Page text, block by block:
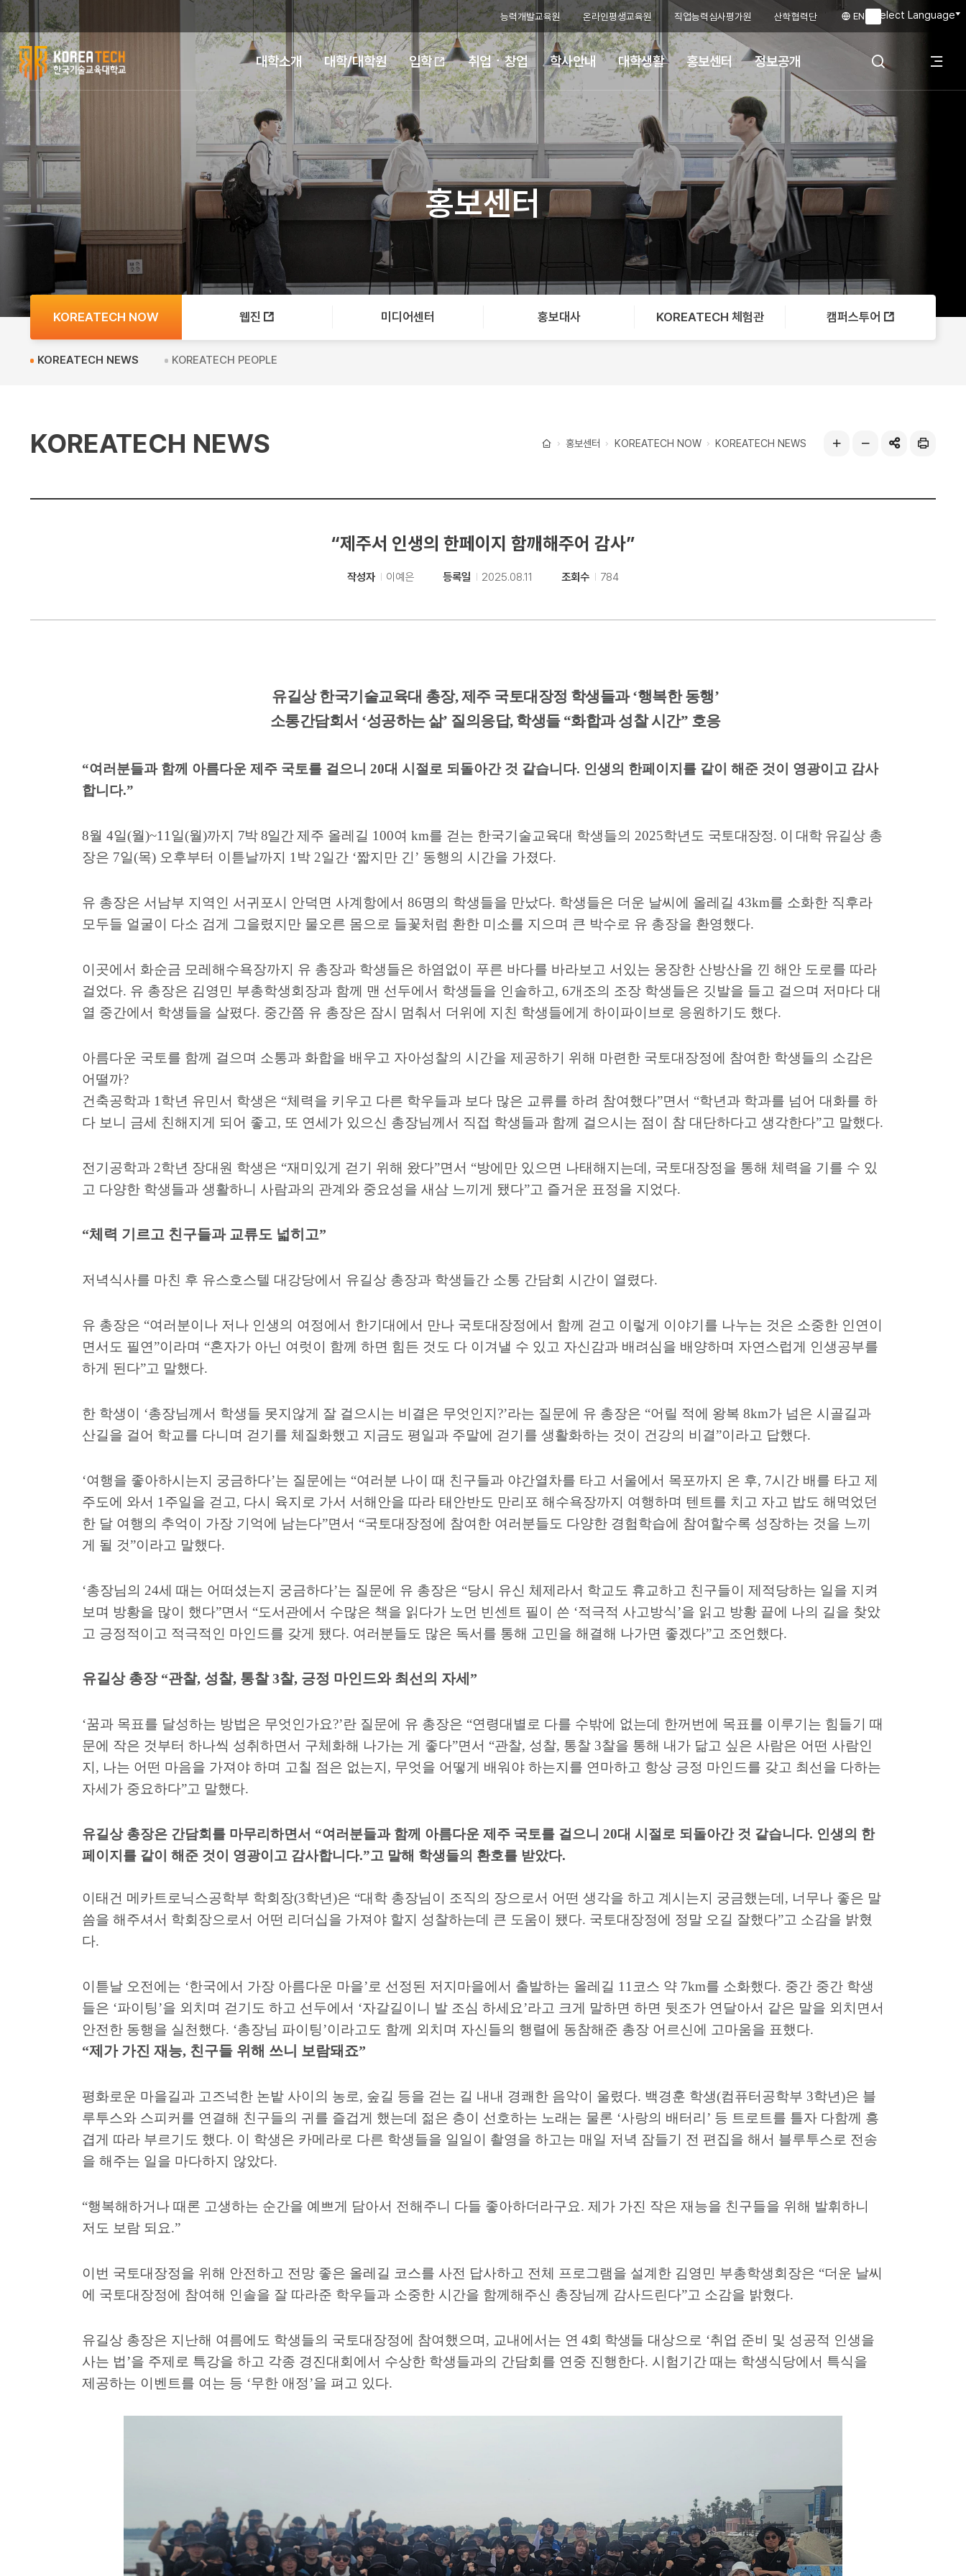
능력개발교육원 온라인평생교육원 직업능력심사평가원 산학협력단
Select Language
ENG
검색 레이어 열
기
한
국
기
술
교
학
대학소개 대학/대학원 입학 취업ㆍ창업 학사안내 대학생활 홍보센터 정보공개
홍보센터
홍보센터 KOREATECH NOW KOREATECH NEWS
KOREATECH NOW
KOREATECH NEWS KOREATECH PEOPLE
웹진 미디어센터 홍보대사 KOREATECH 체험관 캠퍼스투어
KOREATECH NEWS
크게 작게
“제주서 인생의 한페이지 함깨해주어 감사”
작성자 이예은 등록일 2025.08.11 조회수 784
유길상 한국기술교육대 총장,제주 국토대장정 학생들과‘행복한 동행’
소통간담회서 ‘성공하는 삶’ 질의응답, 학생들 “화합과 성찰 시간” 호응
“여러분들과 함께 아름다운 제주 국토를 걸으니 20대 시절로 되돌아간 것 같습니다. 인생의 한페이지를 같이 해준 것이 영광이고 감사
합니다.”
8월 4일(월)~11 일(월)까지 7박8일간 제주 올레길 100여km를 걷는 한국기술교육대 학생들의 2025학년도 국토대장정. 이 대학 유길상 총
장은 7일(목) 오후부터 이튿날까지 1 박 2일간 ‘짧지만 긴’ 동행의 시간을 가졌다.
유 총장은 서남부 지역인 서귀포시 안덕면 사계항에서 86명의 학생들을 만났다. 학생들은 더운 날씨에 올레길 43km를 소화한 직후라
모두들 얼굴이 다소 검게 그을렸지만 물오른 몸으로 들꽃처럼 환한 미소를 지으며 큰 박수로 유 총장을 환영했다.
이곳에서 화순금 모레해수욕장까지 유 총장과 학생들은 하염없이 푸른 바다를 바라보고 서있는 웅장한 산방산을 낀 해안 도로를 따라
걸었다. 유 총장은 김영민 부총학생회장과 함께 맨 선두에서 학생들을 인솔하고, 6개조의 조장 학생들은 깃발을 들고 걸으며 저마다 대
열 중간에서 학생들을 살폈다. 중간쯤 유 총장은 잠시 멈춰서 더위에 지친 학생들에게 하이파이브로 응원하기도 했다.
아름다운 국토를 함께 걸으며 소통과 화합을 배우고 자아성찰의 시간을 제공하기 위해 마련한 국토대장정에 참여한 학생들의 소감은
어떨까?
건축공학과 1 학년 유민서 학생은 “체력을 키우고 다른 학우들과 보다 많은 교류를 하려 참여했다”면서 “학년과 학과를 넘어 대화를 하
다 보니 금세 친해지게 되어 좋고, 또 연세가 있으신 총장님께서 직접 학생들과 함께 걸으시는 점이 참 대단하다고 생각한다”고 말했다.
전기공학과 2학년 장대원 학생은 “재미있게 걷기 위해 왔다”면서 “방에만 있으면 나태해지는데, 국토대장정을 통해 체력을 기를 수 있
고 다양한 학생들과 생활하니 사람과의 관계와 중요성을 새삼 느끼게 됐다”고 즐거운 표정을 지었다.
“체력 기르고 친구들과 교류도 넓히고”
저녁식사를 마친 후 유스호스텔 대강당에서 유길상 총장과 학생들간 소통 간담회 시간이 열렸다.
유 총장은 “여러분이나 저나 인생의 여정에서 한기대에서 만나 국토대장정에서 함께 걷고 이렇게 이야기를 나누는 것은 소중한 인연이
면서도 필연”이라며 “혼자가 아닌 여럿이 함께 하면 힘든 것도 다 이겨낼 수 있고 자신감과 배려심을 배양하며 자연스럽게 인생공부를
하게 된다”고 말했다.
한 학생이 ‘총장님께서 학생들 못지않게 잘 걸으시는 비결은 무엇인지?’라는 질문에 유 총장은 “어릴 적에 왕복 8km가 넘은 시골길과
산길을 걸어 학교를 다니며 걷기를 체질화했고 지금도 평일과 주말에 걷기를 생활화하는 것이 건강의 비결”이라고 답했다.
‘여행을 좋아하시는지 궁금하다’는 질문에는 “여러분 나이 때 친구들과 야간열차를 타고 서울에서 목포까지 온 후, 7시간 배를 타고 제
주도에 와서 1 주일을 걷고, 다시 육지로 가서 서해안을 따라 태안반도 만리포 해수욕장까지 여행하며 텐트를 치고 자고 밥도 해먹었던
한 달 여행의 추억이 가장 기억에 남는다”면서 “국토대장정에 참여한 여러분들도 다양한 경험학습에 참여할수록 성장하는 것을 느끼
게 될 것”이라고 말했다.
‘총장님의 24세 때는 어떠셨는지 궁금하다’는 질문에 유 총장은 “당시 유신 체제라서 학교도 휴교하고 친구들이 제적당하는 일을 지켜
보며 방황을 많이 했다”면서 “도서관에서 수많은 책을 읽다가 노먼 빈센트 필이 쓴 ‘적극적 사고방식’을 읽고 방황 끝에 나의 길을 찾았
고 긍정적이고 적극적인 마인드를 갖게 됐다. 여러분들도 많은 독서를 통해 고민을 해결해 나가면 좋겠다”고 조언했다.
유길상 총장 “관찰, 성찰, 통찰3찰, 긍정 마인드와 최선의 자세 ”
‘꿈과 목표를 달성하는 방법은 무엇인가요?’란 질문에 유 총장은 “연령대별로 다를 수밖에 없는데 한꺼번에 목표를 이루기는 힘들기 때
문에 작은 것부터 하나씩 성취하면서 구체화해 나가는 게 좋다”면서 “관찰, 성찰, 통찰 3찰을 통해 내가 닮고 싶은 사람은 어떤 사람인
지, 나는 어떤 마음을 가져야 하며 고칠 점은 없는지, 무엇을 어떻게 배워야 하는지를 연마하고 항상 긍정 마인드를 갖고 최선을 다하는
자세가 중요하다”고 말했다.
유길상 총장은 간담회를 마무리하면서 “여러분들과 함께 아름다운 제주 국토를 걸으니 20대 시절로 되돌아간 것 같습니다. 인생의 한
페이지를 같이 해준 것이 영광이고 감사합니다.”고 말해 학생들의 환호를 받았다.
이태건 메카트로닉스공학부 학회장(3학년)은 “대학 총장님이 조직의 장으로서 어떤 생각을 하고 계시는지 궁금했는데, 너무나 좋은 말
씀을 해주셔서 학회장으로서 어떤 리더십을 가져야 할지 성찰하는데 큰 도움이 됐다. 국토대장정에 정말 오길 잘했다”고 소감을 밝혔
다.
이튿날 오전에는 ‘한국에서 가장 아름다운 마을’로 선정된 저지마을에서 출발하는 올레길 11 코스 약 7km를 소화했다. 중간 중간 학생
들은 ‘파이팅’을 외치며 걷기도 하고 선두에서 ‘자갈길이니 발 조심 하세요’라고 크게 말하면 하면 뒷조가 연달아서 같은 말을 외치면서
안전한 동행을 실천했다. ‘총장님 파이팅’이라고도 함께 외치며 자신들의 행렬에 동참해준 총장 어르신에 고마움을 표했다.
“제가 가진 재능, 친구들 위해 쓰니 보람돼죠”
평화로운 마을길과 고즈넉한 논밭 사이의 농로, 숲길 등을 걷는 길 내내 경쾌한 음악이 울렸다. 백경훈 학생(컴퓨터공학부 3학년)은 블
루투스와 스피커를 연결해 친구들의 귀를 즐겁게 했는데 젊은 층이 선호하는 노래는 물론 ‘사랑의 배터리’ 등 트로트를 틀자 다함께 흥
겹게 따라 부르기도 했다. 이 학생은 카메라로 다른 학생들을 일일이 촬영을 하고는 매일 저녁 잠들기 전 편집을 해서 블루투스로 전송
을 해주는 일을 마다하지 않았다.
“행복해하거나 때론 고생하는 순간을 예쁘게 담아서 전해주니 다들 좋아하더라구요. 제가 가진 작은 재능을 친구들을 위해 발휘하니
저도 보람 되요.”
이번 국토대장정을 위해 안전하고 전망 좋은 올레길 코스를 사전 답사하고 전체 프로그램을 설계한 김영민 부총학생회장은 “더운 날씨
에 국토대장정에 참여해 인솔을 잘 따라준 학우들과 소중한 시간을 함께해주신 총장님께 감사드린다”고 소감을 밝혔다.
유길상 총장은 지난해 여름에도 학생들의 국토대장정에 참여했으며, 교내에서는 연 4회 학생들 대상으로 ‘취업 준비 및 성공적 인생을
사는 법’을 주제로 특강을 하고 각종 경진대회에서 수상한 학생들과의 간담회를 연중 진행한다. 시험기간 때는 학생식당에서 특식을
제공하는 이벤트를 여는 등 ‘무한 애정’을 펴고 있다.